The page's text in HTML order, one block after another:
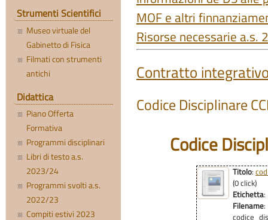
Strumenti Scientifici
Museo virtuale del
Gabinetto di Fisica
Filmati con strumenti
antichi
Didattica
Piano Offerta
Formativa
Programmi disciplinari
Libri di testo a.s.
2023/24
Programmi svolti a.s.
2022/23
Compiti estivi 2023
MOF e altri
Risorse necessarie a.s.
Contratto
Codice Disciplinare
Codice
Titolo:
(0 click)
Etichetta:
Filename: